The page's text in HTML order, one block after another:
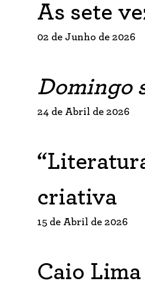
As sete
02 de Junho de 2026
Domingo
24 de Abril de 2026
criativa
15 de Abril de 2026
Caio